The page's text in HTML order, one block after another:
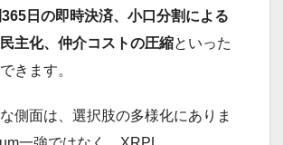
日の即時決済、小口分割による
主化、仲介コストの圧縮といった
きます。
側面は、選択肢の多様化にありま